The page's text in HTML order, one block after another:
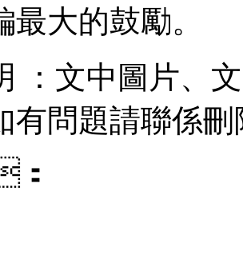
大的鼓勵。
：文中圖片
有問題請聯係刪除